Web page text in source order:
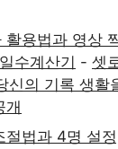
활용법과 영상
수계산기 - 셋
신의 기록 생활
개
절법과 4명 설